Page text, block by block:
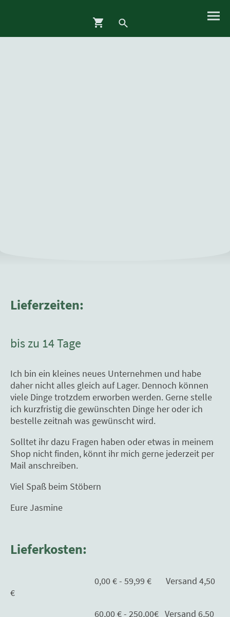
Lieferzeiten:
bis zu 14 Tage
Ich bin ein kleines neues Unternehmen und habe
daher nicht alles gleich auf Lager. Dennoch können
viele Dinge trotzdem erworben werden. Gerne stelle
ich kurzfristig die gewünschten Dinge her oder ich
bestelle zeitnah was gewünscht wird.
Solltet ihr dazu Fragen haben oder etwas in meinem
Shop nicht finden, könnt ihr mich gerne jederzeit per
Mail anschreiben.
Viel Spaß beim Stöbern
Eure Jasmine
Lieferkosten:
0,00 € - 59,99 € Versand 4,50
€
60,00 € - 250,00€ Versand 6,50